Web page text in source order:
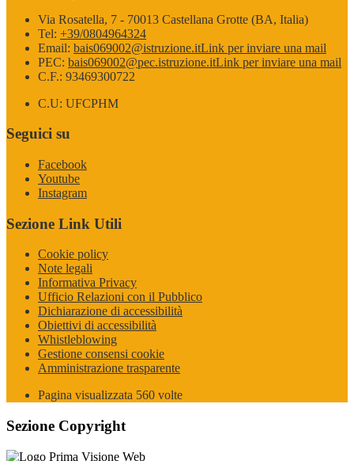
Via Rosatella, 7 - 70013 Castellana Grotte (BA, Italia)
Tel: +39/0804964324
Email: bais069002@istruzione.itLink per inviare una mail
PEC: bais069002@pec.istruzione.itLink per inviare una mail
C.F.: 93469300722
C.U: UFCPHM
Seguici su
Facebook
Youtube
Instagram
Sezione Link Utili
Cookie policy
Note legali
Informativa Privacy
Ufficio Relazioni con il Pubblico
Dichiarazione di accessibilità
Obiettivi di accessibilità
Whistleblowing
Gestione consensi cookie
Amministrazione trasparente
Pagina visualizzata 560 volte
Sezione Copyright